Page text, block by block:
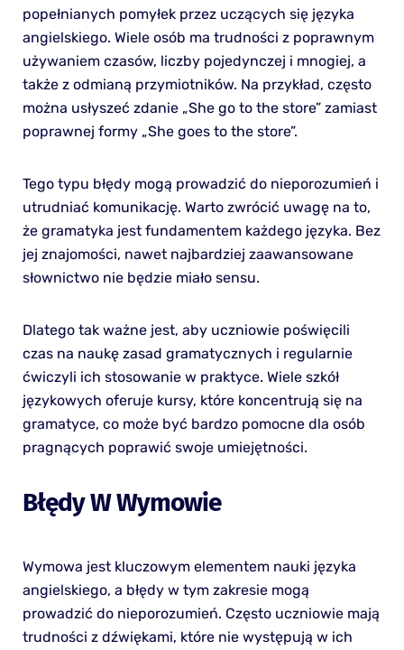
popełnianych pomyłek przez uczących się języka
angielskiego. Wiele osób ma trudności z poprawnym
używaniem czasów, liczby pojedynczej i mnogiej, a
także z odmianą przymiotników. Na przykład, często
można usłyszeć zdanie „She go to the store” zamiast
poprawnej formy „She goes to the store”.
Tego typu błędy mogą prowadzić do nieporozumień i
utrudniać komunikację. Warto zwrócić uwagę na to,
że gramatyka jest fundamentem każdego języka. Bez
jej znajomości, nawet najbardziej zaawansowane
słownictwo nie będzie miało sensu.
Dlatego tak ważne jest, aby uczniowie poświęcili
czas na naukę zasad gramatycznych i regularnie
ćwiczyli ich stosowanie w praktyce. Wiele szkół
językowych oferuje kursy, które koncentrują się na
gramatyce, co może być bardzo pomocne dla osób
pragnących poprawić swoje umiejętności.
Błędy W Wymowie
Wymowa jest kluczowym elementem nauki języka
angielskiego, a błędy w tym zakresie mogą
prowadzić do nieporozumień. Często uczniowie mają
trudności z dźwiękami, które nie występują w ich